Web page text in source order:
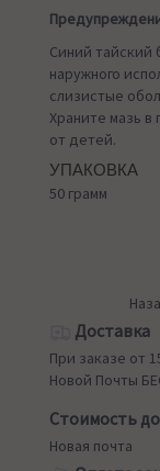
Синий тайский
наружного
слизистые
Храните мазь
от детей.
УПАКОВКА
50 грамм
Доставка
При заказе от
Новой Почты
Стоимость
Новая почта